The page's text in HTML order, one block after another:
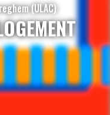
(ULAC)